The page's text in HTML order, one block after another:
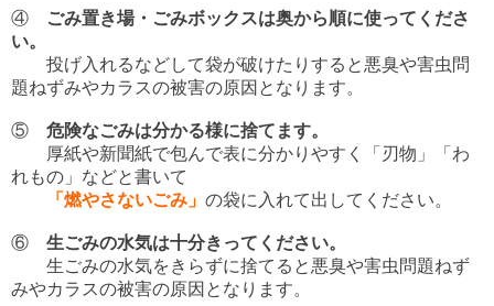
④
ごみ置き場・ごみボックスは奥から順に使ってくださ
い。
投げ入れるなどして袋が破けたりすると悪臭や害虫問
題ねずみやカラスの被害の原因となります。
⑤ 危険なごみは分かる様に捨てます。
厚紙や新聞紙で包んで表に分かりやすく「刃物」「わ
れもの」などと書いて
「燃やさないごみ」 の袋に入れて出してください。
⑥ 生ごみの水気は十分きってください。
生ごみの水気をきらずに捨てると悪臭や害虫問題ねず
みやカラスの被害の原因となります。